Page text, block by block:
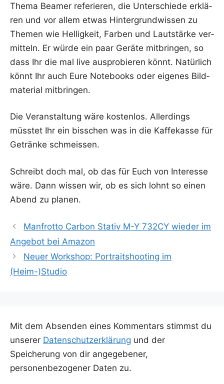
The­ma Bea­mer refe­rie­ren, die Unter­schie­de erklä­
ren und vor allem etwas Hin­ter­grund­wis­sen zu
The­men wie Hel­lig­keit, Far­ben und Laut­stär­ke ver­
mit­teln. Er wür­de ein paar Gerä­te mit­brin­gen, so
dass Ihr die mal live aus­pro­bie­ren könnt. Natür­lich
könnt Ihr auch Eure Note­books oder eige­nes Bild­
ma­te­ri­al mitbringen.
Die Ver­an­stal­tung wäre kos­ten­los. Aller­dings
müss­tet Ihr ein biss­chen was in die Kaf­fe­kas­se für
Geträn­ke schmeissen.
Schreibt doch mal, ob das für Euch von Inter­es­se
wäre. Dann wis­sen wir, ob es sich lohnt so einen
Abend zu planen.
Manfrotto Carbon Stativ M-Y 732CY wieder im
Angebot bei Amazon
Neuer Workshop: Portraitshooting im
(Heim-)Studio
Mit dem Absenden eines Kommentars stimmst du
unserer Datenschutzerklärung und der
Speicherung von dir angegebener,
personenbezogener Daten zu.